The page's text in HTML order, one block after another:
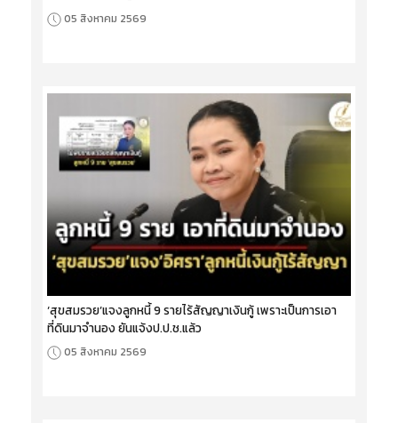
05 สิงหาคม 2569
‘สุขสมรวย’แจงลูกหนี้ 9 รายไร้สัญญาเงินกู้ เพราะเป็นการเอา
ที่ดินมาจำนอง ยันแจ้งป.ป.ช.แล้ว
05 สิงหาคม 2569